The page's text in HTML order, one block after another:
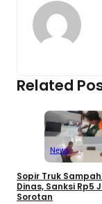
Related
News
Sopir Truk Sampah
Dinas, Sanksi Rp5
Sorotan